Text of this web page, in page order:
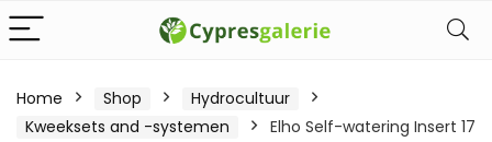
Home Shop
Hydrocultuur
Kweeksets and -systemen
Elho Self-watering Insert 17